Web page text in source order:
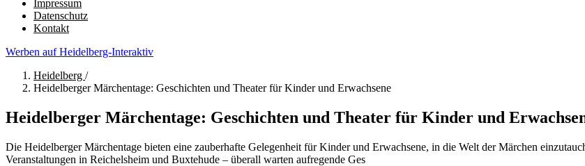
Impressum
Datenschutz
Kontakt
Werben auf Heidelberg-Interaktiv
Heidelberg /
Heidelberger Märchentage: Geschichten und Theater für Kinder und Erwachsene
Heidelberger Märchentage: Geschichten und Theater für Kinder und
Die Heidelberger Märchentage bieten eine zauberhafte Gelegenheit für Kinder und Erwachsene, in die Welt der Märchen
Veranstaltungen in Reichelsheim und Buxtehude – überall warten aufregende Ges